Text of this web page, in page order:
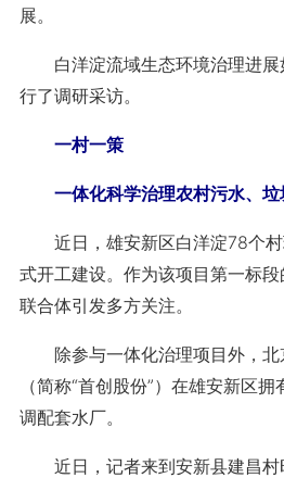
展。
白洋淀流域生态环境治理进展
行了调研采访。
一村一策
一体化科学治理农村污水、垃
近日，雄安新区白洋淀78个村
式开工建设。作为该项目第一标
联合体引发多方关注。
除参与一体化治理项目外，北
（简称“首创股份”）在雄安新区
调配套水厂。
近日，记者来到安新县建昌村